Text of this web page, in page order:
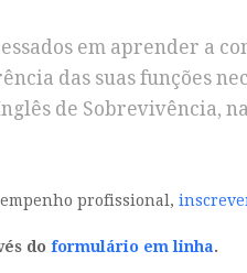
em aprender a
das suas funções
de Sobrevivência,
profissional,
do formulário em linha.